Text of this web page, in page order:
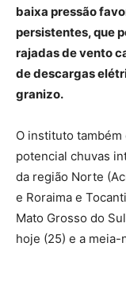
baixa pressão
persistentes, que
rajadas de vento
de descargas
granizo.
O instituto
potencial chuvas
da região Norte
e Roraima e
Mato Grosso do
hoje (25) e a